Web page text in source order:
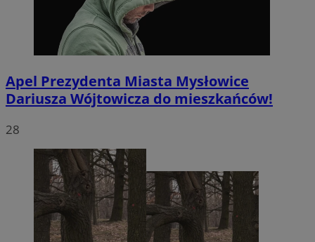
Apel Prezydenta Miasta Mysłowice
Dariusza Wójtowicza do mieszkańców!
28